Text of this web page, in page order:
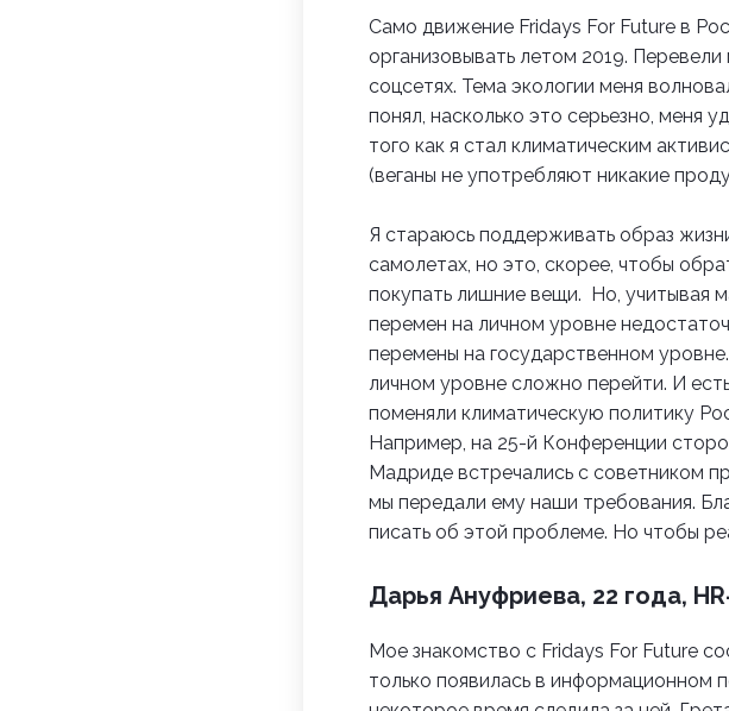
Само движение Fridays For Future в
организовывать летом 2019.
соцсетях. Тема экологии меня
понял, насколько это серьезно, меня
того как я стал климатическим
(веганы не употребляют никакие
Я стараюсь поддерживать образ
самолетах, но это, скорее, чтобы
покупать лишние вещи. Но, учитывая
перемен на личном уровне
перемены на государственном
личном уровне сложно перейти. И
поменяли климатическую политику
Например, на 25-й Конференции
Мадриде встречались с советником
мы передали ему наши требования.
писать об этой проблеме. Но чтобы
Дарья Ануфриева, 22 года,
Мое знакомство с Fridays For Future
только появилась в информационном